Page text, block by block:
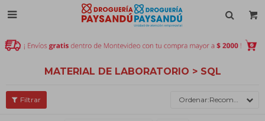

MATERIAL DE LABORATORIO > SQL
Recomendados